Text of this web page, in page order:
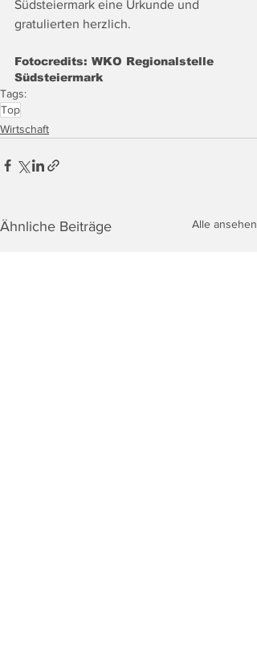
Südsteiermark eine Urkunde und
gratulierten herzlich.
Fotocredits: WKO Regionalstelle
Südsteiermark
Tags:
Top
Wirtschaft
Ähnliche Beiträge Alle ansehen